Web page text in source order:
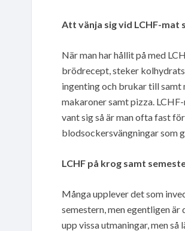
Att vänja sig vid LCHF-
När man har hållit på med
brödrecept, steker
ingenting och brukar till samt
makaroner samt pizza.
vant sig så är man ofta fast
blodsockersvängningar som
LCHF på krog samt
Många upplever det som
semestern, men egentligen
upp vissa utmaningar, men